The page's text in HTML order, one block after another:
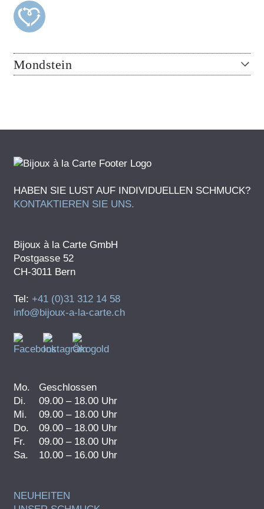
Mondstein
HABEN SIE LUST AUF INDIVIDUELLEN SCHMUCK?
KONTAKTIEREN SIE UNS.
Bijoux à la Carte GmbH
Postgasse 52
CH-3011 Bern
Tel: +41 (0)31 312 14 58
info@bijoux-a-la-carte.ch
Mo.
Geschlossen
Di.
09.00 – 18.00 Uhr
Mi.
09.00 – 18.00 Uhr
Do.
09.00 – 18.00 Uhr
Fr.
09.00 – 18.00 Uhr
Sa.
10.00 – 16.00 Uhr
NEUHEITEN